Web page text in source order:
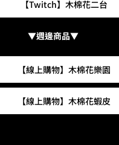
【Twitch】木棉花二台
▼週邊商品▼
【線上購物】木棉花樂園
【線上購物】木棉花蝦皮